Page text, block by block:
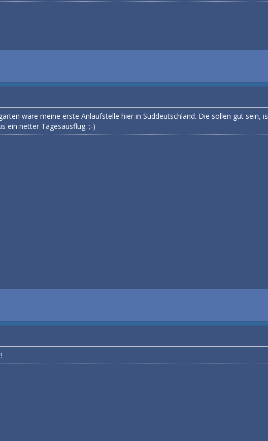
wäre meine erste Anlaufstelle hier in Süddeutschland. Die sollen gut sein,
ein netter Tagesausflug. ;-)